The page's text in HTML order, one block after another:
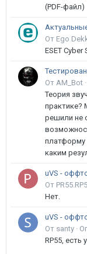
(PDF-файл)
От Ego
ESET
От AM_Bot ·
Теория
практике?
решили не
платформу
каким
uVS -
От
Нет.
uVS -
От santy ·
RP55, есть